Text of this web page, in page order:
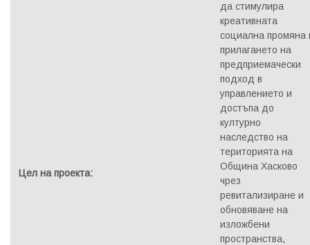
Цел на проекта:
да стимулира
креативната
социална промяна
прилагането на
предприемачески
подход в
управлението и
достъпа до
културно
наследство на
територията на
Община Хасково
чрез
ревитализиране и
обновяване на
изложбени
пространства,